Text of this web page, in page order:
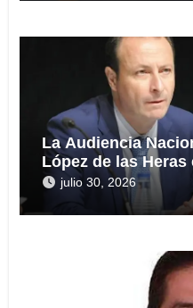
La Audiencia
López de las
presuntas
de 112,8 millones
julio 30, 2026